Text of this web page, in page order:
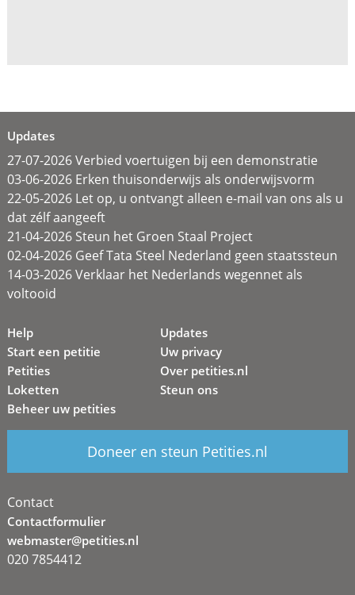
Updates
27-07-2026 Verbied voertuigen bij een demonstratie
03-06-2026 Erken thuisonderwijs als onderwijsvorm
22-05-2026 Let op, u ontvangt alleen e-mail van ons als u
dat zélf aangeeft
21-04-2026 Steun het Groen Staal Project
02-04-2026 Geef Tata Steel Nederland geen staatssteun
14-03-2026 Verklaar het Nederlands wegennet als
voltooid
Help
Start een petitie
Petities
Loketten
Beheer uw petities
Updates
Uw privacy
Over petities.nl
Steun ons
Doneer en steun Petities.nl
Contact
Contactformulier
webmaster@petities.nl
020 7854412